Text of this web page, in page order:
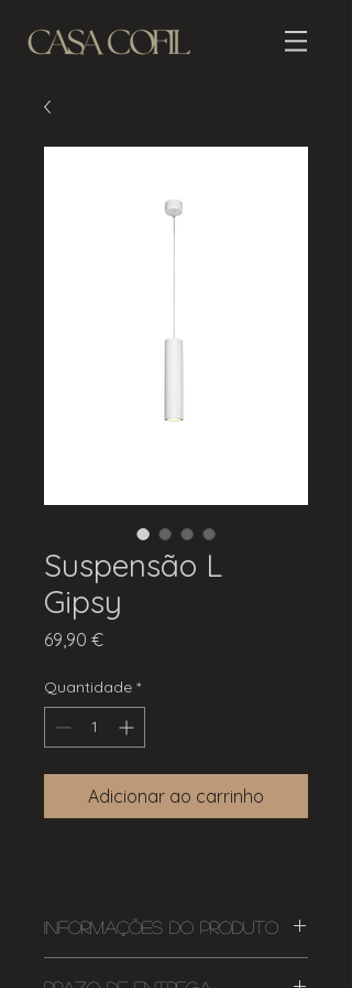
Suspensão L
Gipsy
69,90 €Preço
Quantidade *
Adicionar ao carrinho
Informações do Produto